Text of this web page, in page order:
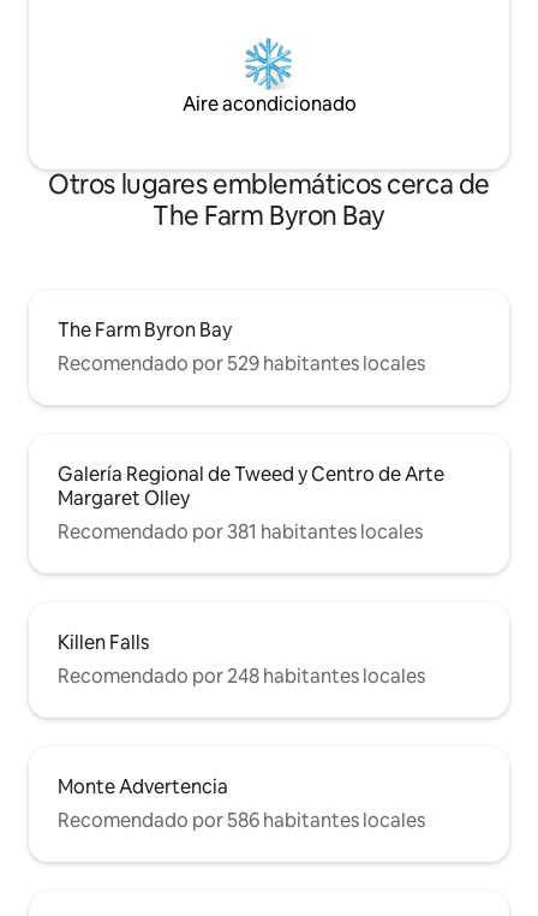
Aire acondicionado
Otros lugares emblemáticos cerca de
The Farm Byron Bay
The Farm Byron Bay
Recomendado por 529 habitantes locales
Galería Regional de Tweed y Centro de Arte
Margaret Olley
Recomendado por 381 habitantes locales
Killen Falls
Recomendado por 248 habitantes locales
Monte Advertencia
Recomendado por 586 habitantes locales